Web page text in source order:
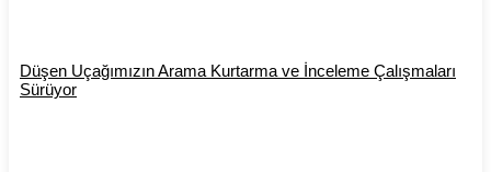
Düşen Uçağımızın Arama Kurtarma ve İnceleme Çalışmaları
Sürüyor